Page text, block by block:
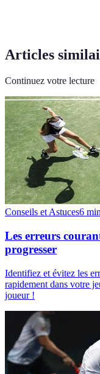
Articles
Continuez votre lecture
Conseils et Astuces6 min
Les erreurs
progresser
Identifiez et évitez les
rapidement dans votre
joueur !